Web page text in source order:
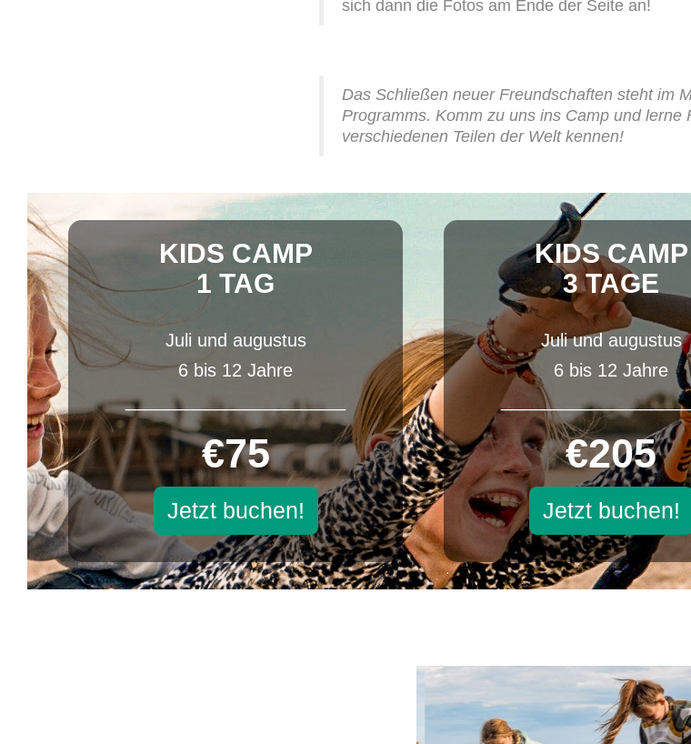
sich dann die Fotos am Ende der Seite an!
Das Schließen neuer Freundschaften steht im
Programms. Komm zu uns ins Camp und lerne
verschiedenen Teilen der Welt kennen!
KIDS CAMP
1 TAG
Juli und augustus
6 bis 12 Jahre
______________________
€75
Jetzt buchen!
KIDS CAMP
3 TAGE
Juli und augustus
6 bis 12 Jahre
€205
Jetzt buchen!